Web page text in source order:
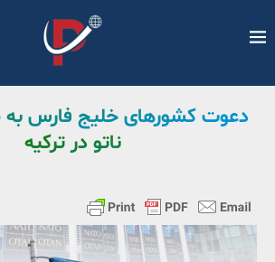
دعوت کشورهای خلیج فارس به
ناتو در ترکیه